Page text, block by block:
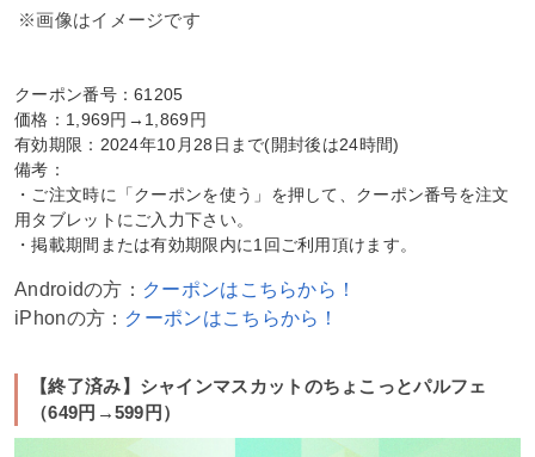
※画像はイメージです
クーポン番号：61205
価格：1,969円→1,869円
有効期限：2024年10月28日まで(開封後は24時間)
備考：
・ご注文時に「クーポンを使う」を押して、クーポン番号を注文
用タブレットにご入力下さい。
・掲載期間または有効期限内に1回ご利用頂けます。
Androidの方： クーポンはこちらから！
iPhonの方： クーポンはこちらから！
【終了済み】シャインマスカットのちょこっとパルフェ
（649円→599円）